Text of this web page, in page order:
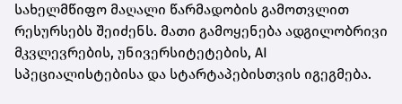
სახელმწიფო მაღალი წარმადობის გამოთვლით
რესურსებს შეიძენს. მათი გამოყენება ადგილობრივი
მკვლევრების, უნივერსიტეტების, AI
სპეციალისტებისა და სტარტაპებისთვის იგეგმება.